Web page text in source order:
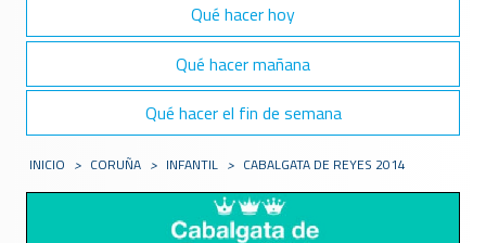
Qué hacer hoy
Qué hacer mañana
Qué hacer el fin de semana
INICIO > CORUÑA > INFANTIL > CABALGATA DE REYES 2014